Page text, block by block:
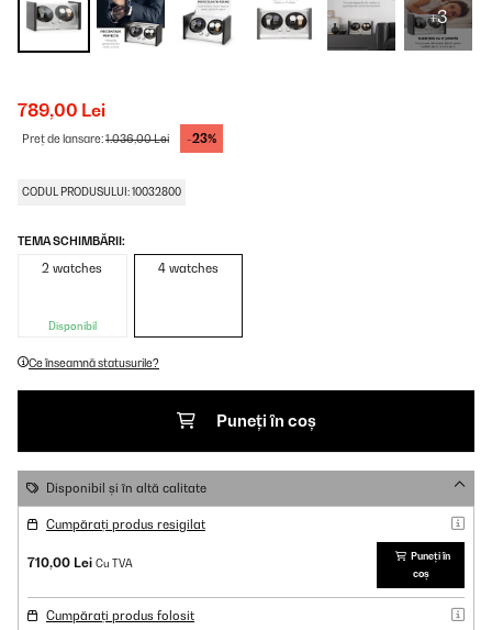
+3
789,00 Lei
Preț de lansare:1.036,00 Lei -23%
CODUL PRODUSULUI: 10032800
TEMA SCHIMBĂRII:
2 watches
Disponibil
4 watches
Ce înseamnă statusurile?
Puneți în coș
Disponibil și în altă calitate
Cumpărați produs resigilat
710,00 Lei Cu TVA
Puneți în
coș
Cumpărați produs folosit